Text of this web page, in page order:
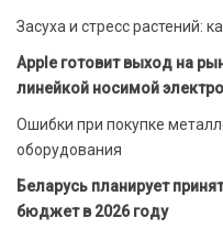
Засуха и стресс растений:
Apple готовит выход на
линейкой носимой
Ошибки при покупке
оборудования
Беларусь планирует
бюджет в 2026 году